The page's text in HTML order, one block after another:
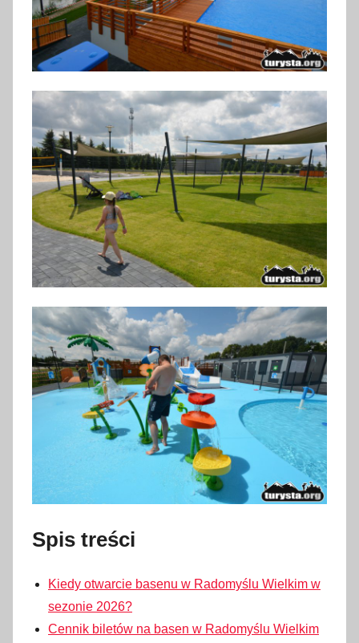
Spis treści
Kiedy otwarcie basenu w Radomyślu Wielkim w
sezonie 2026?
Cennik biletów na basen w Radomyślu Wielkim